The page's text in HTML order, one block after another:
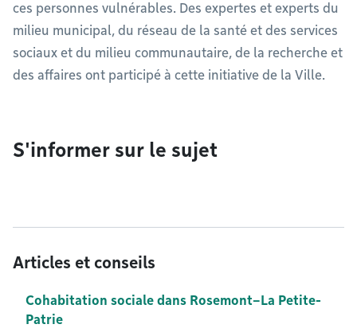
ces personnes vulnérables. Des expertes et experts du
milieu municipal, du réseau de la santé et des services
sociaux et du milieu communautaire, de la recherche et
des affaires ont participé à cette initiative de la Ville.
S'informer sur le sujet
Articles et conseils
Cohabitation sociale dans Rosemont–La Petite-
Patrie